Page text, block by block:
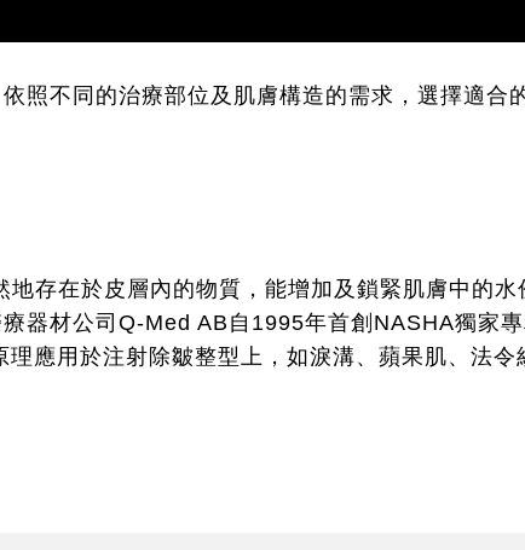
照不同的治療部位及肌膚構造的需求，選擇適合
存在於皮層內的物質，能增加及鎖緊肌膚中的
器材公司Q-Med AB自1995年首創NASHA獨家
應用於注射除皺整型上，如淚溝、蘋果肌、法